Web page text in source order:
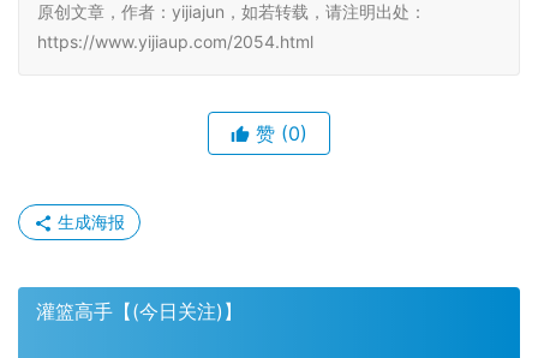
原创文章，作者：yijiajun，如若转载，请注明出处：
https://www.yijiaup.com/2054.html
赞 (0)
生成海报
灌篮高手【(今日关注)】